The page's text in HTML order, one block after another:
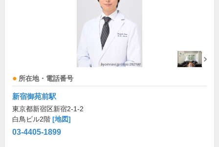
所在地・電話番号
新宿御苑前駅
東京都新宿区新宿2-1-2
白鳥ビル2階 [地図]
03-4405-1899